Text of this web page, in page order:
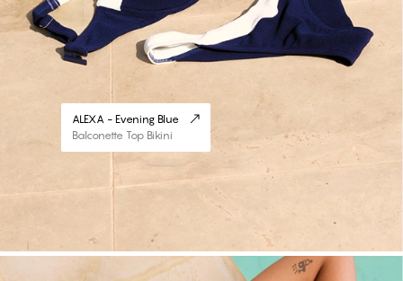
ALEXA - Evening Blue
Balconette Top Bikini